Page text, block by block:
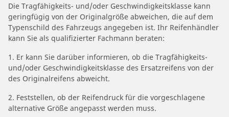
Die Tragfähigkeits- und/oder Geschwindigkeitsklasse kann
geringfügig von der Originalgröße abweichen, die auf dem
Typenschild des Fahrzeugs angegeben ist. Ihr Reifenhändler
kann Sie als qualifizierter Fachmann beraten:
1. Er kann Sie darüber informieren, ob die Tragfähigkeits-
und/oder Geschwindigkeitsklasse des Ersatzreifens von der
des Originalreifens abweicht.
2. Feststellen, ob der Reifendruck für die vorgeschlagene
alternative Größe angepasst werden muss.